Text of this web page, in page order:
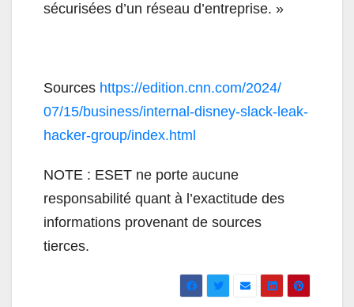
sécurisées d’un réseau d’entreprise. »
Sources https://edition.cnn.com/2024/
07/15/business/internal-disney-slack-leak-
hacker-group/index.html
NOTE : ESET ne porte aucune
responsabilité quant à l’exactitude des
informations provenant de sources
tierces.